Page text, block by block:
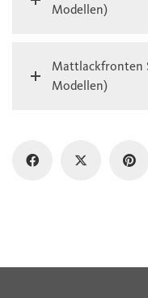
Modellen)
Mattlackfronten
Modellen)